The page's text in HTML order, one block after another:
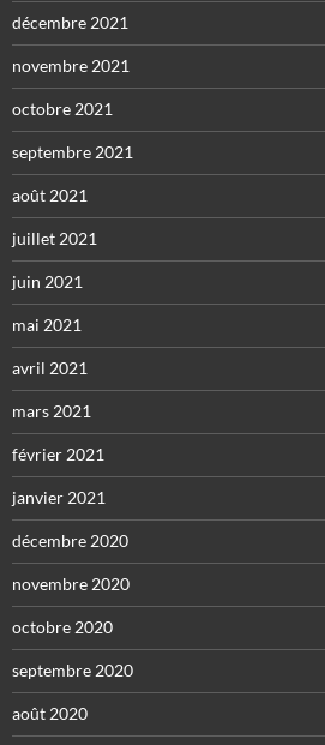
décembre 2021
novembre 2021
octobre 2021
septembre 2021
août 2021
juillet 2021
juin 2021
mai 2021
avril 2021
mars 2021
février 2021
janvier 2021
décembre 2020
novembre 2020
octobre 2020
septembre 2020
août 2020